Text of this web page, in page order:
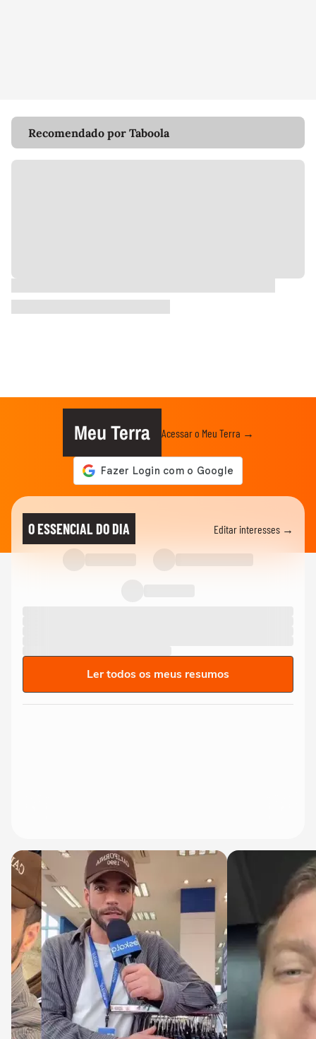
Recomendado por Taboola
Meu Terra Acessar o Meu Terra →
O ESSENCIAL DO DIA Editar interesses →
Ler todos os meus resumos